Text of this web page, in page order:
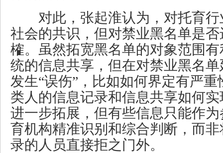
对此，张起淮认为，对托育行
社会的共识，但对禁业黑名单是
榷。虽然拓宽黑名单的对象范围
统的信息共享，但在对禁业黑名
发生“误伤”，比如如何界定有严
类人的信息记录和信息共享如何
进一步拓展，但有些信息只能作
育机构精准识别和综合判断，而
录的人员直接拒之门外。